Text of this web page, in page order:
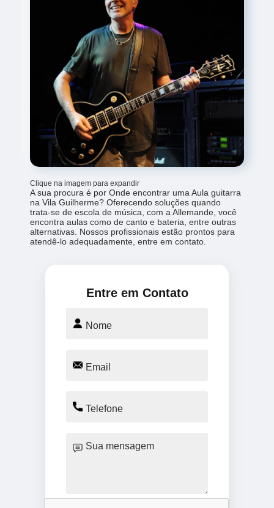
Clique na imagem para expandir
A sua procura é por Onde encontrar uma Aula guitarra
na Vila Guilherme? Oferecendo soluções quando
trata-se de escola de música, com a Allemande, você
encontra aulas como de canto e bateria, entre outras
alternativas. Nossos profissionais estão prontos para
atendê-lo adequadamente, entre em contato.
Entre em Contato